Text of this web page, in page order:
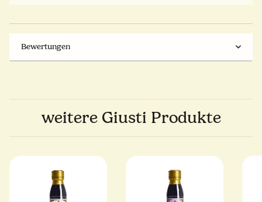
Bewertungen
weitere Giusti Produkte